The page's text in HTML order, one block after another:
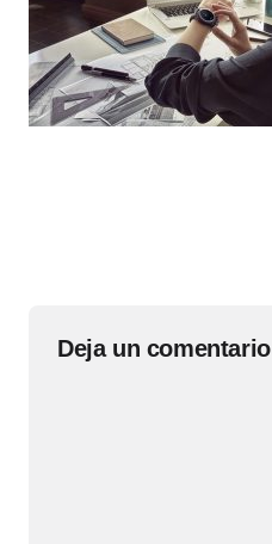
Deja un comentario